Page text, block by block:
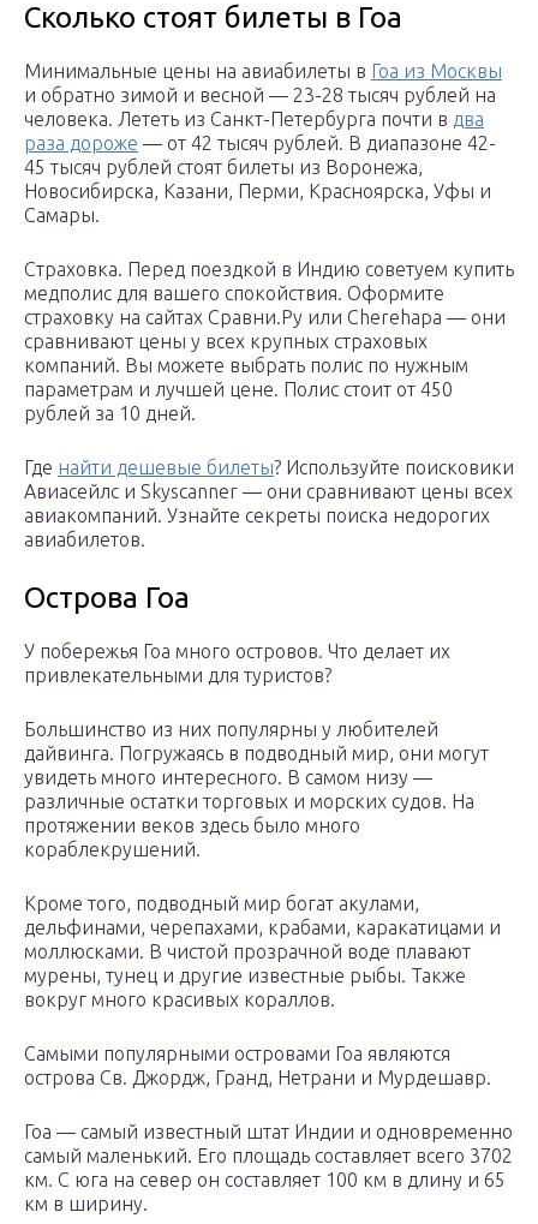
Сколько стоят билеты в Гоа
Минимальные цены на авиабилеты в Гоа из Москвы
и обратно зимой и весной — 23-28 тысяч рублей на
человека. Лететь из Санкт-Петербурга почти в два
раза дороже — от 42 тысяч рублей. В диапазоне 42-
45 тысяч рублей стоят билеты из Воронежа,
Новосибирска, Казани, Перми, Красноярска, Уфы и
Самары.
Страховка. Перед поездкой в Индию советуем купить
медполис для вашего спокойствия. Оформите
страховку на сайтах Сравни.Ру или Cherehapa — они
сравнивают цены у всех крупных страховых
компаний. Вы можете выбрать полис по нужным
параметрам и лучшей цене. Полис стоит от 450
рублей за 10 дней.
Где найти дешевые билеты? Используйте поисковики
Авиасейлс и Skyscanner — они сравнивают цены всех
авиакомпаний. Узнайте секреты поиска недорогих
авиабилетов.
Острова Гоа
У побережья Гоа много островов. Что делает их
привлекательными для туристов?
Большинство из них популярны у любителей
дайвинга. Погружаясь в подводный мир, они могут
увидеть много интересного. В самом низу —
различные остатки торговых и морских судов. На
протяжении веков здесь было много
кораблекрушений.
Кроме того, подводный мир богат акулами,
дельфинами, черепахами, крабами, каракатицами и
моллюсками. В чистой прозрачной воде плавают
мурены, тунец и другие известные рыбы. Также
вокруг много красивых кораллов.
Самыми популярными островами Гоа являются
острова Св. Джордж, Гранд, Нетрани и Мурдешавр.
Гоа — самый известный штат Индии и одновременно
самый маленький. Его площадь составляет всего 3702
км. С юга на север он составляет 100 км в длину и 65
км в ширину.